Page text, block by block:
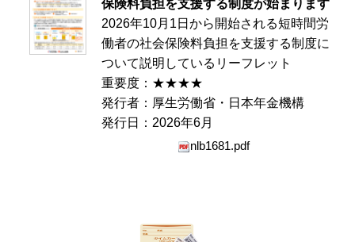
保険料負担を支援する制度が始まります
2026年10月1日から開始される短時間労
働者の社会保険料負担を支援する制度に
ついて説明しているリーフレット
重要度：★★★★
発行者：厚生労働省・日本年金機構
発行日：2026年6月
nlb1681.pdf